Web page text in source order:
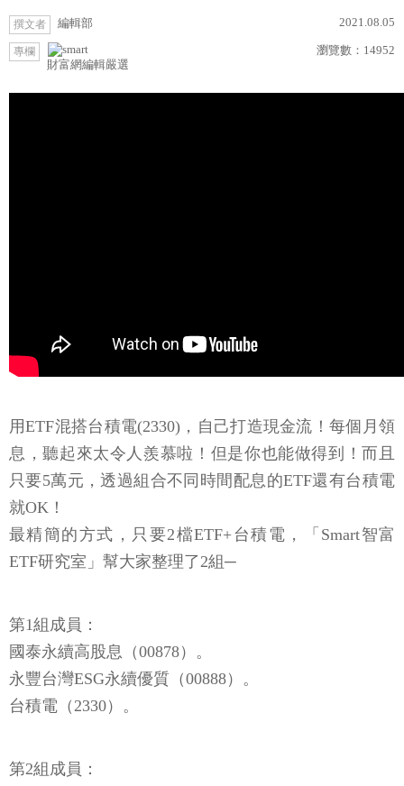
撰文者 編輯部 2021.08.05
專欄
財富網編輯嚴選
瀏覽數： 14952
用ETF混搭台積電(2330)，自己打造現金流！每個月領
息，聽起來太令人羨慕啦！但是你也能做得到！而且
只要5萬元，透過組合不同時間配息的ETF還有台積電
就OK！
最精簡的方式，只要2檔ETF+台積電，「Smart智富
ETF研究室」幫大家整理了2組─
第1組成員：
國泰永續高股息（00878）。
永豐台灣ESG永續優質（00888）。
台積電（2330）。
第2組成員：